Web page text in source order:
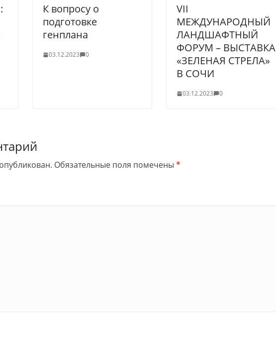
К вопросу о
подготовке
генплана
03.12.2023 0
VII
МЕЖДУНАРОДНЫЙ
ЛАНДШАФТНЫЙ
ФОРУМ – ВЫСТАВКА
«ЗЕЛЕНАЯ СТРЕЛА»
В СОЧИ
03.12.2023 0
Обязательные поля помечены *